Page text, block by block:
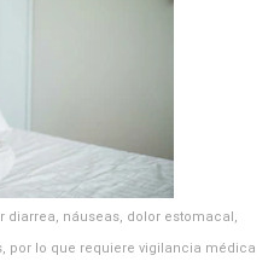
diarrea, náuseas, dolor estomacal,
por lo que requiere vigilancia médica